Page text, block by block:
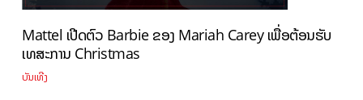
Mattel ເປີດຕົວ Barbie ຂອງ Mariah Carey ເພື່ອຕ້ອນຮັບ
ເທສະການ Christmas
ບັນເທີງ